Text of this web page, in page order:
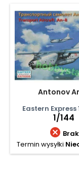
Antonov
Eastern
1/144
 Brak
Termin wysyłki